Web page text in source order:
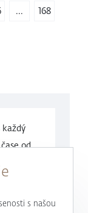
... 168
každý
časeod
500s našou